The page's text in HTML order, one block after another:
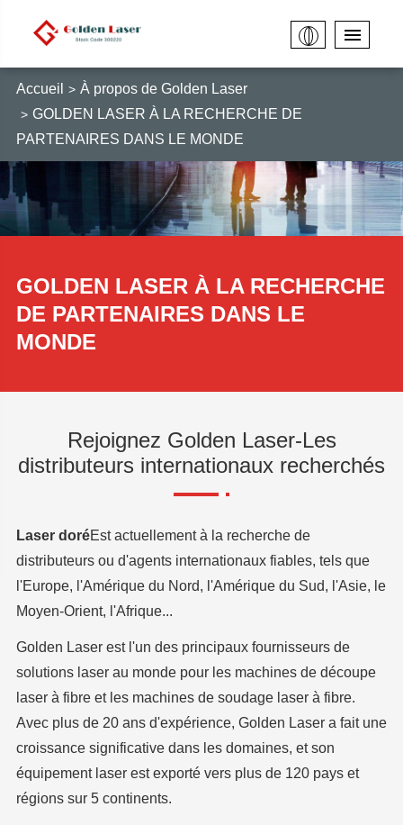
GOLDEN LASER À LA RECHERCHE
DE PARTENAIRES DANS LE
MONDE
Accueil
À propos de Golden Laser
GOLDEN LASER À LA RECHERCHE DE
PARTENAIRES DANS LE MONDE
Rejoignez Golden Laser-Les
distributeurs internationaux recherchés
Laser doréEst actuellement à la recherche de
distributeurs ou d'agents internationaux fiables, tels que
l'Europe, l'Amérique du Nord, l'Amérique du Sud, l'Asie, le
Moyen-Orient, l'Afrique...
Golden Laser est l'un des principaux fournisseurs de
solutions laser au monde pour les machines de découpe
laser à fibre et les machines de soudage laser à fibre.
Avec plus de 20 ans d'expérience, Golden Laser a fait une
croissance significative dans les domaines, et son
équipement laser est exporté vers plus de 120 pays et
régions sur 5 continents.